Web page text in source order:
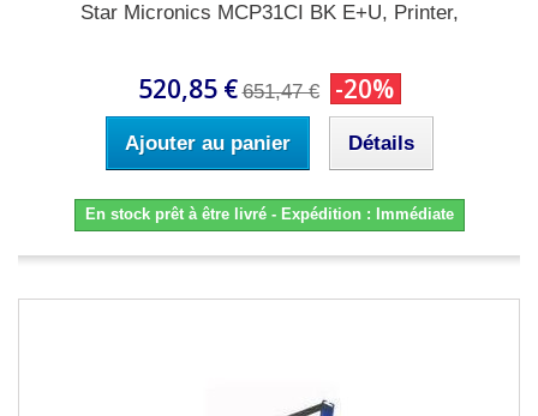
Star Micronics MCP31CI BK E+U, Printer,
520,85 € 651,47 € -20%
Ajouter au panier Détails
En stock prêt à être livré - Expédition : Immédiate